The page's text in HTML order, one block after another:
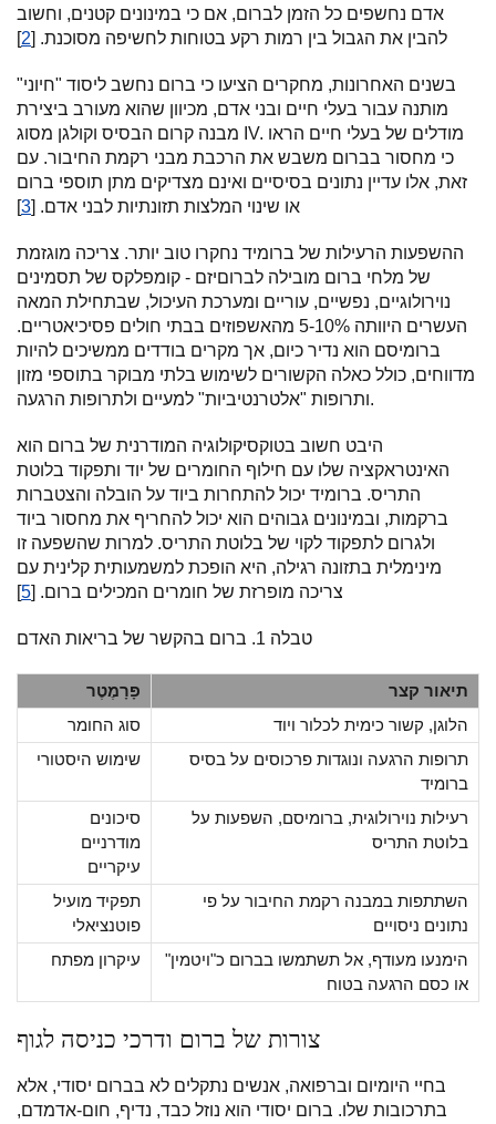
אדם נחשפים כל הזמן לברום, אם כי במינונים קטנים, וחשוב
להבין את הגבול בין רמות רקע בטוחות לחשיפה מסוכנת. [2
]
בשנים האחרונות, מחקרים הציעו כי ברום נחשב ליסוד "חיוני"
מותנה עבור בעלי חיים ובני אדם, מכיוון שהוא מעורב ביצירת
מבנה קרום הבסיס וקולגן מסוג IV. מודלים של בעלי חיים הראו
כי מחסור בברום משבש את הרכבת מבני רקמת החיבור. עם
זאת, אלו עדיין נתונים בסיסיים ואינם מצדיקים מתן תוספי ברום
או שינוי המלצות תזונתיות לבני אדם. [3
]
ההשפעות הרעילות של ברומיד נחקרו טוב יותר. צריכה מוגזמת
של מלחי ברום מובילה לברוםיזם - קומפלקס של תסמינים
נוירולוגיים, נפשיים, עוריים ומערכת העיכול, שבתחילת המאה
העשרים היוותה 5-10% מהאשפוזים בבתי חולים פסיכיאטריים.
ברומיסם הוא נדיר כיום, אך מקרים בודדים ממשיכים להיות
מדווחים, כולל כאלה הקשורים לשימוש בלתי מבוקר בתוספי מזון
ותרופות "אלטרנטיביות" למעיים ולתרופות הרגעה.
היבט חשוב בטוקסיקולוגיה המודרנית של ברום הוא
האינטראקציה שלו עם חילוף החומרים של יוד ותפקוד בלוטת
התריס. ברומיד יכול להתחרות ביוד על הובלה והצטברות
ברקמות, ובמינונים גבוהים הוא יכול להחריף את מחסור ביוד
ולגרום לתפקוד לקוי של בלוטת התריס. למרות שהשפעה זו
מינימלית בתזונה רגילה, היא הופכת למשמעותית קלינית עם
צריכה מופרזת של חומרים המכילים ברום. [5
]
טבלה 1. ברום בהקשר של בריאות האדם
פָּרָמֶטֶר
תיאור קצר
סוג החומר
הלוגן, קשור כימית לכלור ויוד
שימוש היסטורי
תרופות הרגעה ונוגדות פרכוסים על בסיס
ברומיד
סיכונים
מודרניים
עיקריים
רעילות נוירולוגית, ברומיסם, השפעות על
בלוטת התריס
תפקיד מועיל
פוטנציאלי
השתתפות במבנה רקמת החיבור על פי
נתונים ניסויים
עיקרון מפתח
הימנעו מעודף, אל תשתמשו בברום כ"ויטמין"
או כסם הרגעה בטוח
צורות של ברום ודרכי כניסה לגוף
בחיי היומיום וברפואה, אנשים נתקלים לא בברום יסודי, אלא
בתרכובות שלו. ברום יסודי הוא נוזל כבד, נדיף, חום-אדמדם,